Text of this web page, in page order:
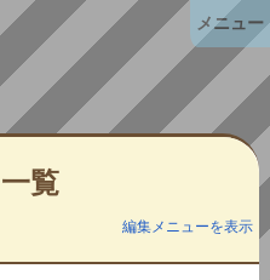
覧
編集メニューを表示
メニュー